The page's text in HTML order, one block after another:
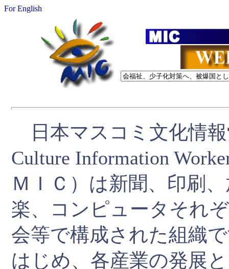
For English
日本マスコミ文化情報
Culture Information
ＭＩＣ）は新聞、印刷
楽、コンピュータそれ
会等で構成された組織
はじめ、各産業の発展